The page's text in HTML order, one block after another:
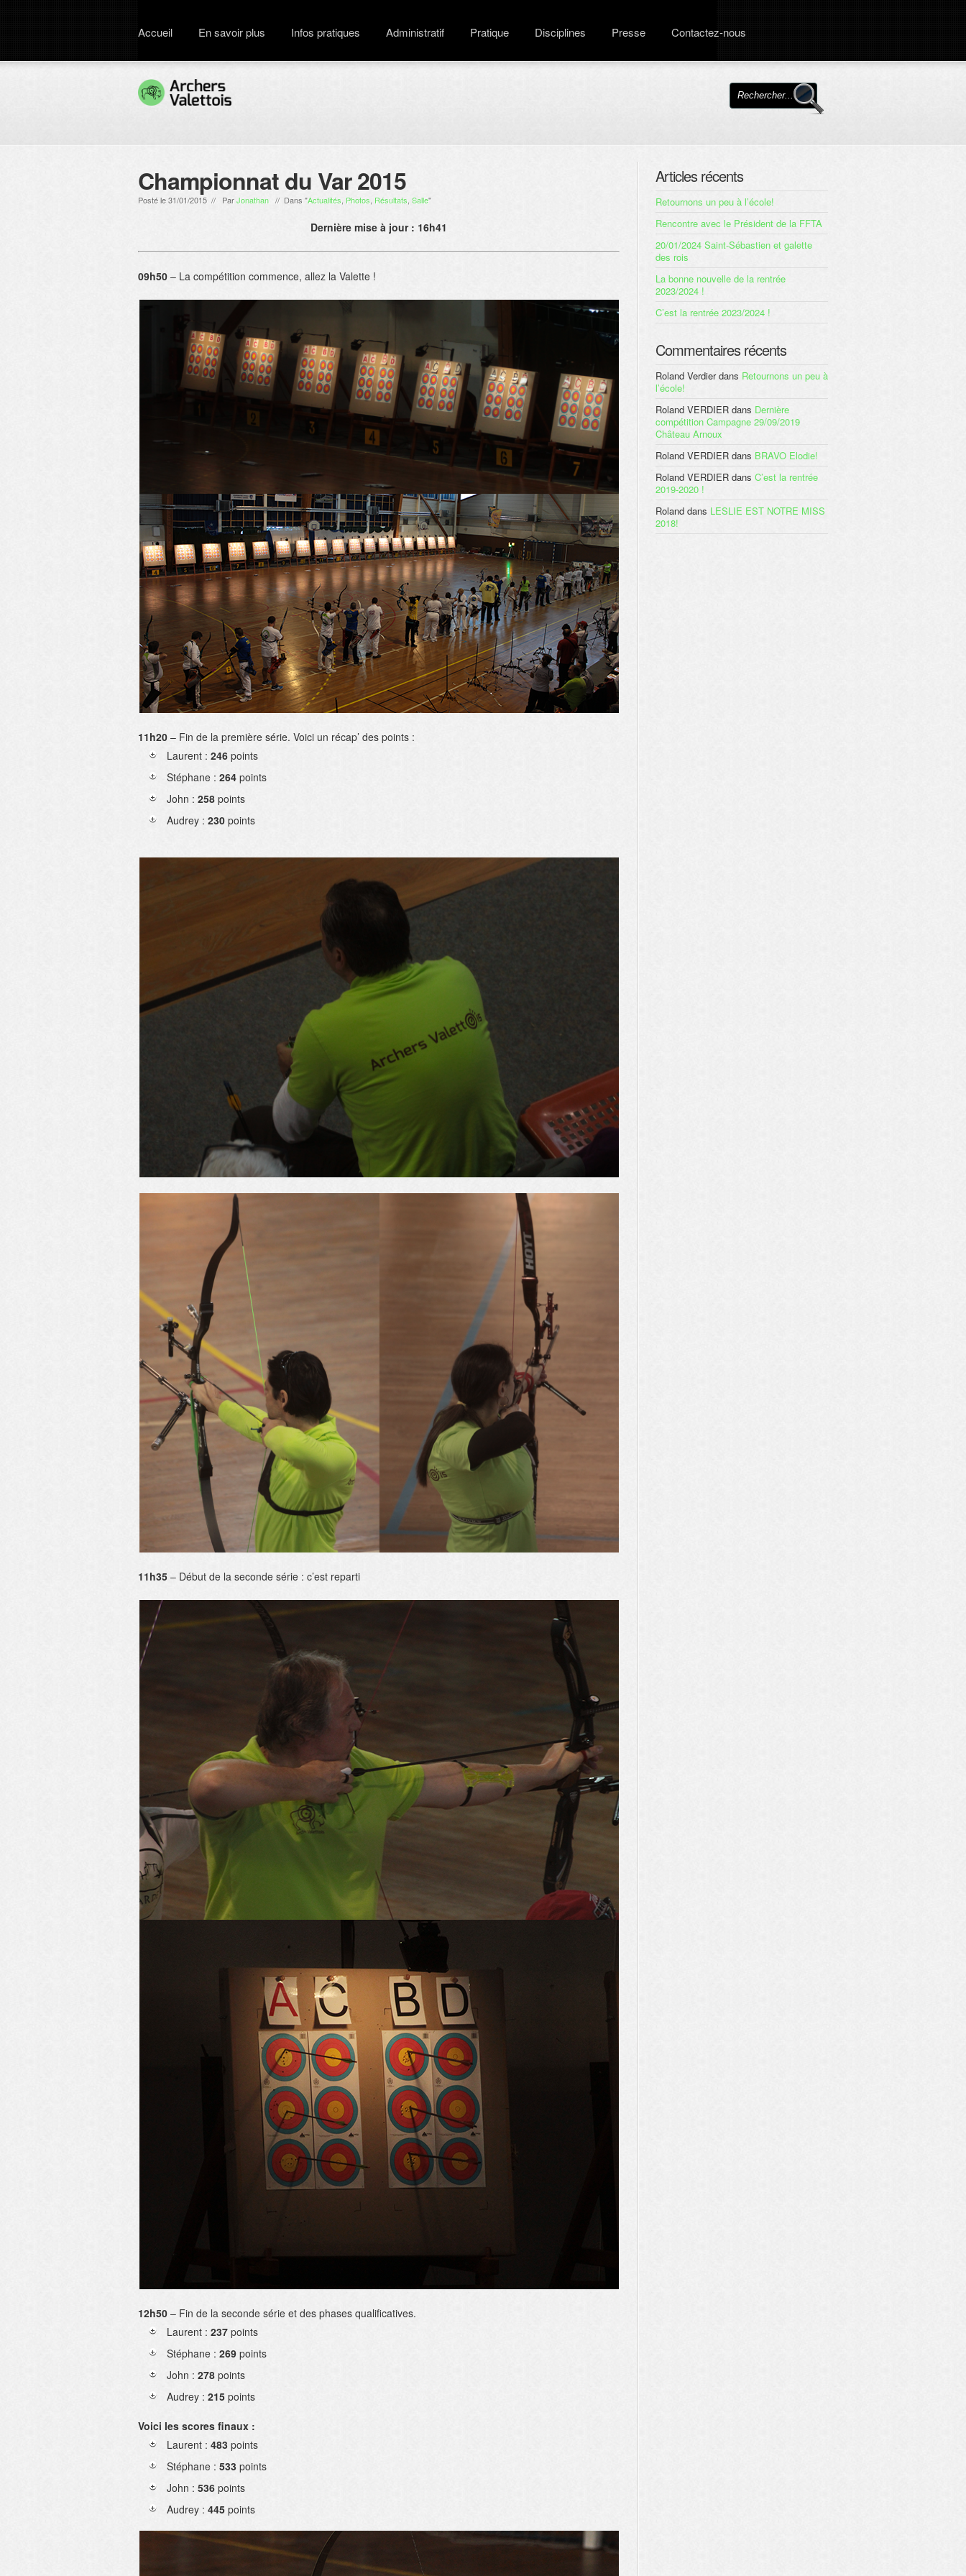
Accueil En savoir plus Infos pratiques Administratif Pratique Disciplines Presse Contactez-nous
Championnat du Var 2015
Posté le 31/01/2015 // ParJonathan // Dans "Actualités Photos Résultats Salle"
Dernière mise à jour : 16h41
09h50 – La compétition commence, allez la Valette !
11h20 – Fin de la première série. Voici un récap’ des points :
Laurent : 246 points
Stéphane : 264 points
John : 258 points
Audrey : 230 points
11h35 – Début de la seconde série : c’est reparti
12h50 – Fin de la seconde série et des phases qualificatives.
Laurent : 237 points
Stéphane : 269 points
John : 278 points
Audrey : 215 points
Voici les scores finaux :
Laurent : 483 points
Stéphane : 533 points
John : 536 points
Audrey : 445 points
Articles récents
Retournons un peu à l’école!
Rencontre avec le Président de la FFTA
20/01/2024 Saint-Sébastien et galette
des rois
La bonne nouvelle de la rentrée
2023/2024 !
C’est la rentrée 2023/2024 !
Commentaires récents
Roland Verdierdans Retournons un peu à
l’école!
Roland VERDIER dans Dernière
compétition Campagne 29/09/2019
Château Arnoux
Roland VERDIER dans BRAVO Elodie!
Roland VERDIER dans C’est la rentrée
2019-2020 !
Roland dans LESLIE EST NOTRE MISS
2018!